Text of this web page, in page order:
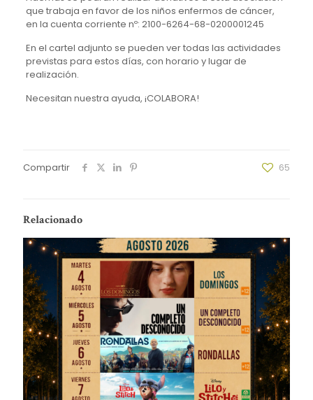
que trabaja en favor de los niños enfermos de cáncer,
en la cuenta corriente nº: 2100-6264-68-0200001245
En el cartel adjunto se pueden ver todas las actividades
previstas para estos días, con horario y lugar de
realización.
Necesitan nuestra ayuda, ¡COLABORA!
Compartir 65
Relacionado